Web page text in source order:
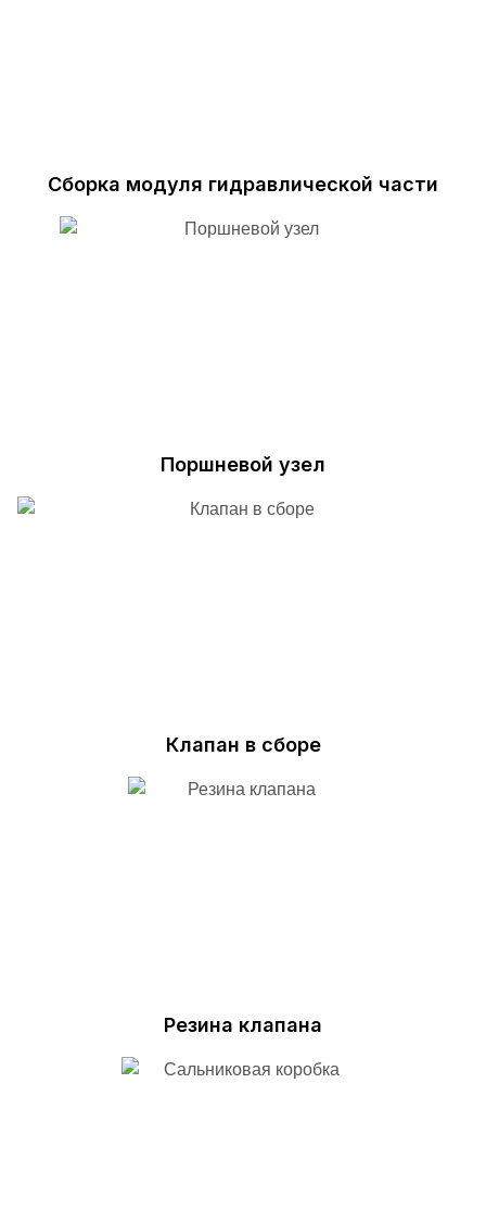
Сборка модуля гидравлической части
Поршневой узел
Клапан в сборе
Резина клапана